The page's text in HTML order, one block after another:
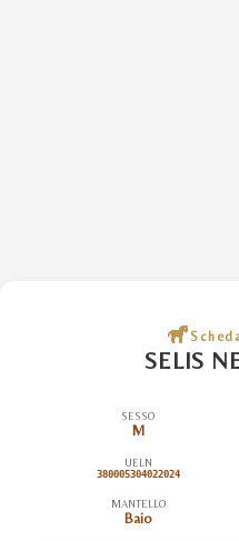
SELIS
SESSO
M
UELN
380005304022024
MANTELLO
Baio